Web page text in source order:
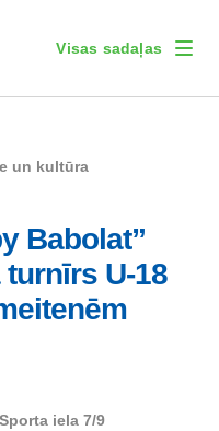
Visas sadaļas
un kultūra
Babolat”
U-18
iela 7/9